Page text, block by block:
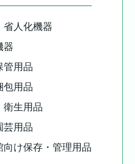
省人化機器
器
管用品
包用品
衛生用品
芸用品
向け保存・管理用品